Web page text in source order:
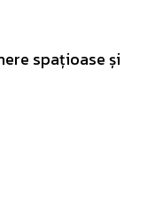
spațioase și